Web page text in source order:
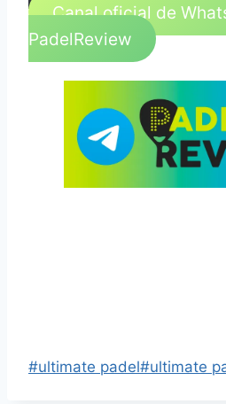
Canal oficial de
PadelReview
#ultimate padel#ultimate